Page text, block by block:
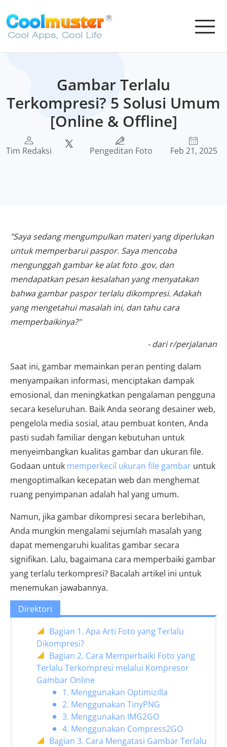
Gambar Terlalu
Terkompresi? 5 Solusi Umum
[Online & Offline]
Tim Redaksi Pengeditan Foto Feb 21, 2025
"Saya sedang mengumpulkan materi yang diperlukan
untuk memperbarui paspor. Saya mencoba
mengunggah gambar ke alat foto .gov, dan
mendapatkan pesan kesalahan yang menyatakan
bahwa gambar paspor terlalu dikompresi. Adakah
yang mengetahui masalah ini, dan tahu cara
memperbaikinya?"
- dari r/perjalanan
Saat ini, gambar memainkan peran penting dalam
menyampaikan informasi, menciptakan dampak
emosional, dan meningkatkan pengalaman pengguna
secara keseluruhan. Baik Anda seorang desainer web,
pengelola media sosial, atau pembuat konten, Anda
pasti sudah familiar dengan kebutuhan untuk
menyeimbangkan kualitas gambar dan ukuran file.
Godaan untuk memperkecil ukuran file gambar untuk
mengoptimalkan kecepatan web dan menghemat
ruang penyimpanan adalah hal yang umum.
Namun, jika gambar dikompresi secara berlebihan,
Anda mungkin mengalami sejumlah masalah yang
dapat memengaruhi kualitas gambar secara
signifikan. Lalu, bagaimana cara memperbaiki gambar
yang terlalu terkompresi? Bacalah artikel ini untuk
menemukan jawabannya.
Direktori
Bagian 1. Apa Arti Foto yang Terlalu
Dikompresi?
Bagian 2. Cara Memperbaiki Foto yang
Terlalu Terkompresi melalui Kompresor
Gambar Online
1. Menggunakan Optimizilla
2. Menggunakan TinyPNG
3. Menggunakan IMG2GO
4. Menggunakan Compress2GO
Bagian 3. Cara Mengatasi Gambar Terlalu